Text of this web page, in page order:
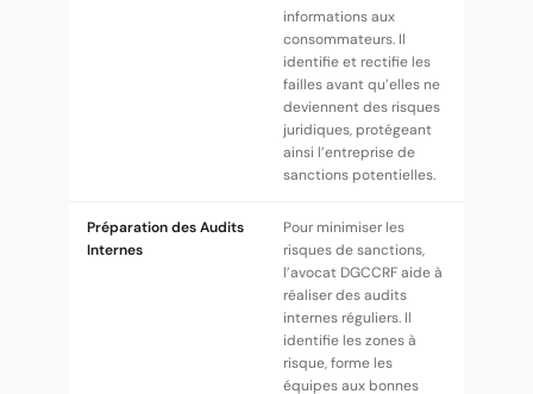
informations aux
consommateurs. Il
identifie et rectifie les
failles avant qu’elles ne
deviennent des risques
juridiques, protégeant
ainsi l’entreprise de
sanctions potentielles.
Préparation des Audits
Internes
Pour minimiser les
risques de sanctions,
l’avocat DGCCRF aide à
réaliser des audits
internes réguliers. Il
identifie les zones à
risque, forme les
équipes aux bonnes